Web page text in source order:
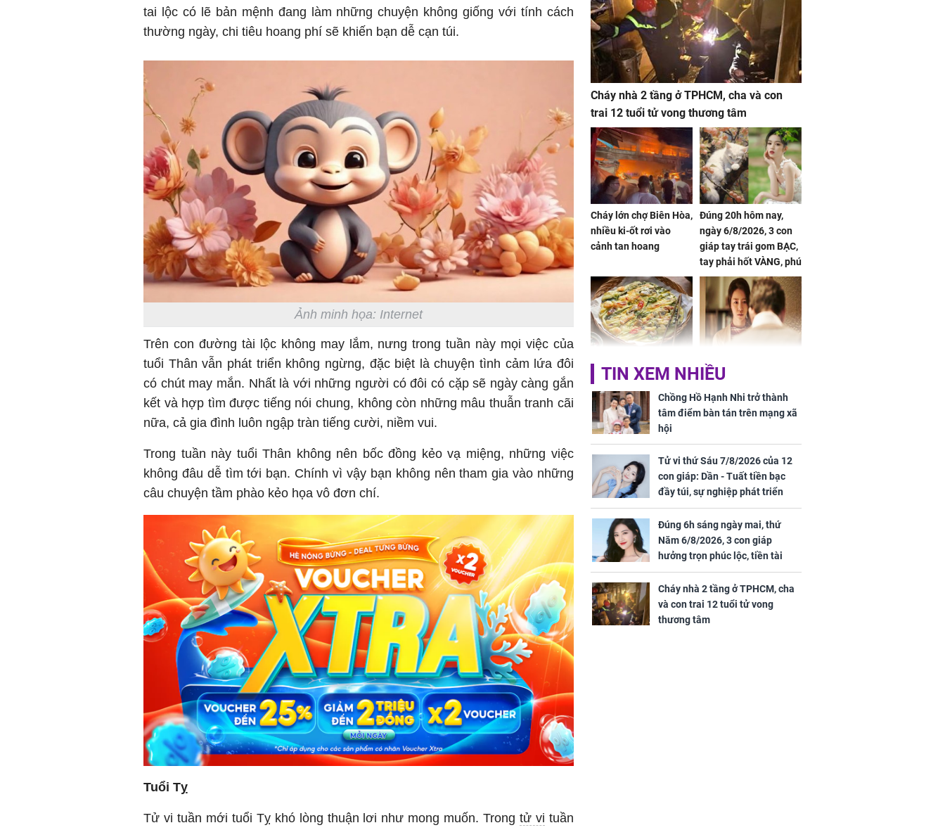
tai lộc có lẽ bản mệnh đang làm những chuyện không giống với tính cách
thường ngày, chi tiêu hoang phí sẽ khiến bạn dễ cạn túi.
Ảnh minh họa: Internet
Trên con đường tài lộc không may lắm, nưng trong tuần này mọi việc của
tuổi Thân vẫn phát triển không ngừng, đặc biệt là chuyện tình cảm lứa đôi
có chút may mắn. Nhất là với những người có đôi có cặp sẽ ngày càng gắn
kết và hợp tìm được tiếng nói chung, không còn những mâu thuẫn tranh cãi
nữa, cả gia đình luôn ngập tràn tiếng cười, niềm vui.
Trong tuần này tuổi Thân không nên bốc đồng kẻo vạ miệng, những việc
không đâu dễ tìm tới bạn. Chính vì vậy bạn không nên tham gia vào những
câu chuyện tầm phào kẻo họa vô đơn chí.
Tuổi Tỵ
Tử vi tuần mới tuổi Tỵ khó lòng thuận lơi như mong muốn. Trongtử vi tuần
Cháy nhà 2 tầng ở TPHCM, cha và con
trai 12 tuổi tử vong thương tâm
Cháy lớn chợ Biên Hòa,
nhiều ki-ốt rơi vào
cảnh tan hoang
Đúng 20h hôm nay,
ngày 6/8/2026, 3 con
giáp tay trái gom BẠC,
tay phải hốt VÀNG, phú
quý ngập nhà, của cải
chất đầy kho
Không ngờ loại rau chỉ
vài nghìn ở chợ lại có
nhiều công dụng tốt
cho sức khỏe
Vừa ly hôn, vợ cũ sinh
đứa con giống mình
như đúc nhưng bí mật
phía sau gây sốc
Tử vi thứ Sáu
7/8/2026 của 12 con
bạc đầy túi, sự nghiệp
phát triển hưng thịnh,
Mão - Thân tài lộc ảm
TIN XEM NHIỀU
Chồng Hồ Hạnh Nhi trở thành
tâm điểm bàn tán trên mạng xã
hội
Tử vi thứ Sáu 7/8/2026 của 12
con giáp: Dần - Tuất tiền bạc
đầy túi, sự nghiệp phát triển
hưng thịnh, Mão - Thân tài lộc
ảm đạm, mọi sự khó thành công
mỹ mãn
Đúng 6h sáng ngày mai, thứ
Năm 6/8/2026, 3 con giáp
hưởng trọn phúc lộc, tiền tài
tăng vọt, công danh sự nghiệp
thăng hạng không ngừng
Cháy nhà 2 tầng ở TPHCM, cha
và con trai 12 tuổi tử vong
thương tâm